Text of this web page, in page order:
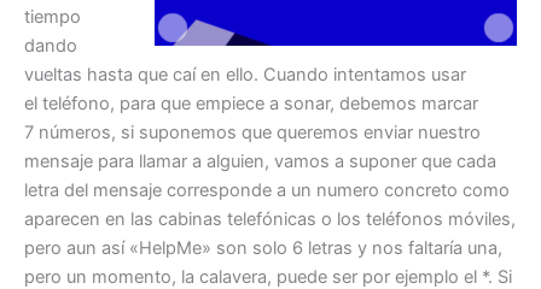
tiempo
dando
vueltas hasta que caí en ello. Cuando intentamos usar
el teléfono, para que empiece a sonar, debemos marcar
7 números, si suponemos que queremos enviar nuestro
mensaje para llamar a alguien, vamos a suponer que cada
letra del mensaje corresponde a un numero concreto como
aparecen en las cabinas telefónicas o los teléfonos móviles,
pero aun así «HelpMe» son solo 6 letras y nos faltaría una,
pero un momento, la calavera, puede ser por ejemplo el *. Si